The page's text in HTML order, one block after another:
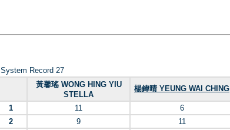
System Record 27
黃馨瑤 WONG HING YIU
STELLA
楊鍏晴 YEUNG WAI CHING
1 11
6
2
9
11